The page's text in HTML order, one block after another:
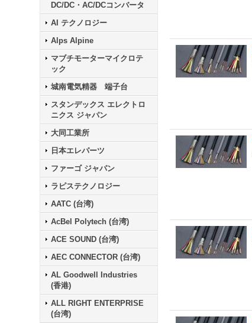
DC/DC・AC/DCコンバータ
AI テクノロジー
Alps Alpine
マブチモーターマイクロテ
ック
城南電気精器 端子台
スタンデックス エレクトロ
ニクス ジャパン
大同工業所
日本エレパーツ
ファーゴ ジャパン
ラピステクノロジー
AATC (台湾)
AcBel Polytech (台湾)
ACE SOUND (台湾)
AEC CONNECTOR (台湾)
AL Goodwell Industries
(香港)
ALL RIGHT ENTERPRISE
(台湾)